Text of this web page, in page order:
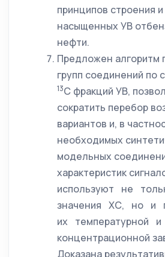
принципов строения
насыщенных УВ
нефти.
Предложен алгоритм
групп соединений по
13С фракций УВ,
сократить перебор
вариантов и, в
необходимых
модельных
характеристик
используют не
значения ХС, но и
их температурной и
концентрационной
Доказана